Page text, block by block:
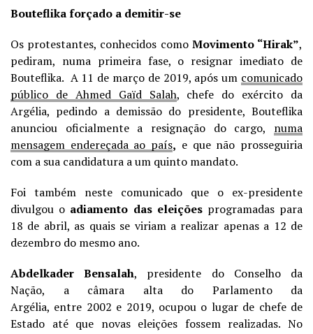
Bouteflika forçado a demitir-se
Os protestantes, conhecidos como Movimento “Hirak”,
pediram, numa primeira fase, o resignar imediato de
Bouteflika. A 11 de março de 2019, após um comunicado
público de Ahmed Gaïd Salah, chefe do exército da
Argélia, pedindo a demissão do presidente, Bouteflika
anunciou oficialmente a resignação do cargo, numa
mensagem endereçada ao país, e que não prosseguiria
com a sua candidatura a um quinto mandato.
Foi também neste comunicado que o ex-presidente
divulgou o adiamento das eleiçõesprogramadas para
18 de abril, as quais se viriam a realizar apenas a 12 de
dezembro do mesmo ano.
Abdelkader Bensalah, presidente do Conselho da
Nação, a câmara alta do Parlamento da
Argélia, entre 2002 e 2019, ocupou o lugar de chefe de
Estado até que novas eleições fossem realizadas. No